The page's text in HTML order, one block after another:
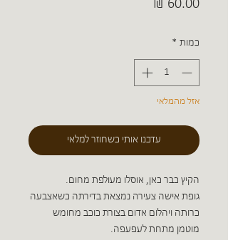
כמות *
אזל מהמלאי
עדכנו אותי כשחוזר למלאי
הקיץ כבר כאן, אוסלו מעולפת מחום.
גופת אישה צעירה נמצאת בדירתה כשאצבעה
כרותה ויהלום אדום בצורת כוכב מחומש
מוטמן מתחת לעפעפה.